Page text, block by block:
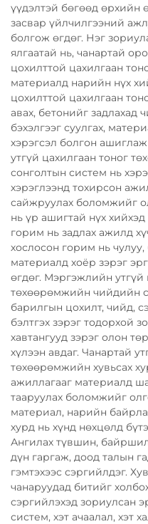
үүдэлтэй бөгөөд өрхийн
засвар үйлчилгээний
болгож өгдөг. Нэг
ялгаатай нь, чанартай
цохилттой цахилгаан
материалд нарийн нүх
цохилттой цахилгаан
авах, бетонийг задлахад
бэхэлгээг суулгах,
хэрэгсэл болгон
утгүй цахилгаан тоног
сонголтын систем нь
хэрэглээнд тохирсон
сайжруулах боломжийг
нь үр ашигтай нүх
горим нь задлах ажилд
хослосон горим нь
материалд хоёр зэрэг
өгдөг. Мэргэжлийн утгүй
төхөөрөмжийн чийдийн
барилгын цохилт, чийд,
бэлтгэх зэрэг тодорхой
хавтангууд зэрэг олон
хүлээн авдаг. Чанартай
төхөөрөмжийн хувьсах
ажиллагааг материалд
тааруулах боломжийг
материал, нарийн
хурд нь хүнд нөхцөлд
Ангилах түвшин,
дүн гаргаж, доод талын
гэмтэхээс сэргийлдэг.
чанаруудад битийг
сэргийлэхэд зориулсан
систем, хэт ачаалал, хэт